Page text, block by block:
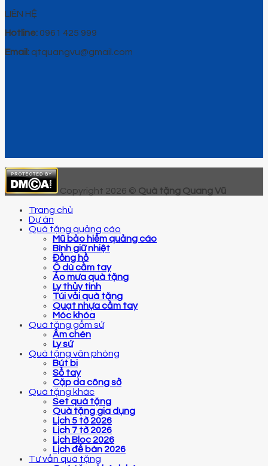
LIÊN HỆ
Hotline: 0961 425 999
Email: qtquangvu@gmail.com
Copyright 2026 © Quà tặng Quang Vũ
Trang chủ
Dự án
Quà tặng quảng cáo
Mũ bảo hiểm quảng cáo
Bình giữ nhiệt
Đồng hồ
Ô dù cầm tay
Áo mưa quà tặng
Ly thủy tinh
Túi vải quà tặng
Quạt nhựa cầm tay
Móc khóa
Quà tặng gốm sứ
Ấm chén
Ly sứ
Quà tặng văn phòng
Bút bi
Sổ tay
Cặp da công sở
Quà tặng khác
Set quà tặng
Quà tặng gia dụng
Lịch 5 tờ 2026
Lịch 7 tờ 2026
Lịch Bloc 2026
Lịch để bàn 2026
Tư vấn quà tặng